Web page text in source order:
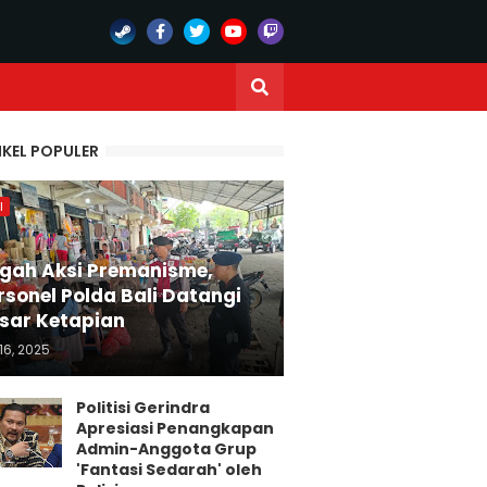
POPULER
Aksi Premanisme,
Polda Bali Datangi
Ketapian
2025
Politisi Gerindra
Apresiasi Penangkapan
Admin-Anggota Grup
'Fantasi Sedarah' oleh